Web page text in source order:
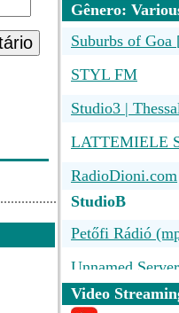
Gênero:
Suburbs of Goa
STYL FM
Studio3 |
LATTEMIELE
RadioDioni.com
StudioB
Petőfi Rádió
Unnamed Server
Stellar
Video